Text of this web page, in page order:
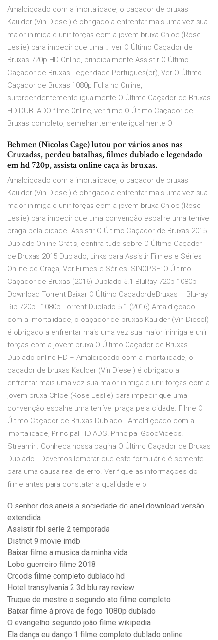
Amaldiçoado com a imortalidade, o caçador de bruxas
Kaulder (Vin Diesel) é obrigado a enfrentar mais uma vez sua
maior inimiga e unir forças com a jovem bruxa Chloe (Rose
Leslie) para impedir que uma … ver O Último Caçador de
Bruxas 720p HD Online, principalmente Assistir O Último
Caçador de Bruxas Legendado Portugues(br), Ver O Último
Caçador de Bruxas 1080p Fulla hd Online,
surpreendentemente igualmente O Último Caçador de Bruxas
HD DUBLADO filme Online, ver filme O Último Caçador de
Bruxas completo, semelhantemente igualmente O
Behmen (Nicolas Cage) lutou por vários anos nas
Cruzadas, perdeu batalhas, filmes dublado e legendado
em hd 720p, assista online caça às bruxas.
Amaldiçoado com a imortalidade, o caçador de bruxas
Kaulder (Vin Diesel) é obrigado a enfrentar mais uma vez sua
maior inimiga e unir forças com a jovem bruxa Chloe (Rose
Leslie) para impedir que uma convenção espalhe uma terrível
praga pela cidade. Assistir O Último Caçador de Bruxas 2015
Dublado Online Grátis, confira tudo sobre O Último Caçador
de Bruxas 2015 Dublado, Links para Assistir Filmes e Séries
Online de Graça, Ver Filmes e Séries. SINOPSE: O Último
Caçador de Bruxas (2016) Dublado 5.1 BluRay 720p 1080p
Download Torrent Baixar O Último CaçadordeBruxas – Blu-ray
Rip 720p | 1080p Torrent Dublado 5.1 (2016) Amaldiçoado
com a imortalidade, o caçador de bruxas Kaulder (Vin Diesel)
é obrigado a enfrentar mais uma vez sua maior inimiga e unir
forças com a jovem bruxa O Último Caçador de Bruxas
Dublado online HD – Amaldiçoado com a imortalidade, o
caçador de bruxas Kaulder (Vin Diesel) é obrigado a
enfrentar mais uma vez sua maior inimiga e unir forças com a
jovem bruxa Chloe (Rose Leslie) para impedir que uma
convenção espalhe uma terrível praga pela cidade. Filme O
Último Caçador de Bruxas Dublado - Amaldiçoado com a
imortalidade, Principal HD ADS. Principal GoodVideos.
Streamin. Conheca nossa pagina O Último Caçador de Bruxas
Dublado . Devemos lembrar que este formulário é somente
para uma causa real de erro. Verifique as informaçoes do
filme antes para constatar a qualidade e o
O senhor dos aneis a sociedade do anel download versão
extendida
Assistir fbi serie 2 temporada
District 9 movie imdb
Baixar filme a musica da minha vida
Lobo guerreiro filme 2018
Croods filme completo dublado hd
Hotel transylvania 2 3d blu ray review
Truque de mestre o segundo ato filme completo
Baixar filme à prova de fogo 1080p dublado
O evangelho segundo joão filme wikipedia
Ela dança eu danço 1 filme completo dublado online